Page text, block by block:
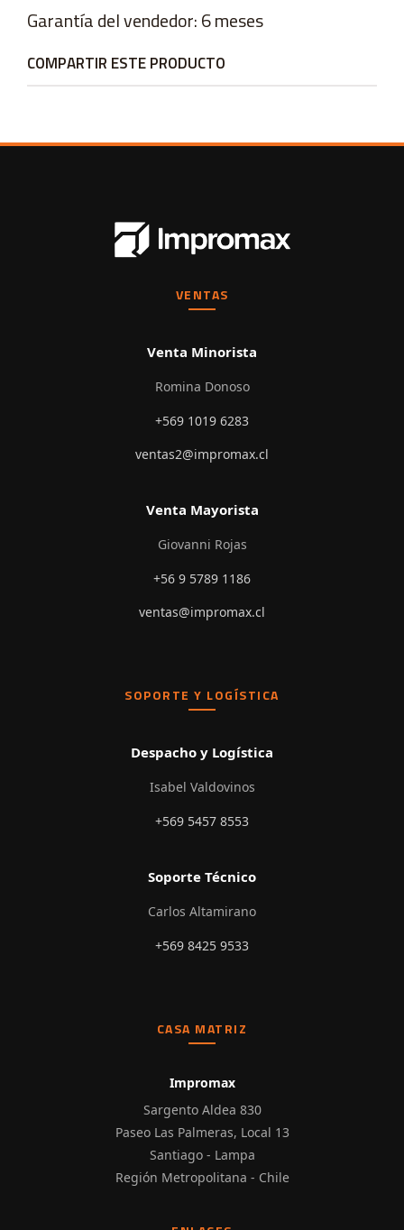
Garantía del vendedor: 6 meses
COMPARTIR ESTE PRODUCTO
VENTAS
Venta Minorista
Romina Donoso
+569 1019 6283
ventas2@impromax.cl
Venta Mayorista
Giovanni Rojas
+56 9 5789 1186
ventas@impromax.cl
SOPORTE Y LOGÍSTICA
Despacho y Logística
Isabel Valdovinos
+569 5457 8553
Soporte Técnico
Carlos Altamirano
+569 8425 9533
CASA MATRIZ
Impromax
Sargento Aldea 830
Paseo Las Palmeras, Local 13
Santiago - Lampa
Región Metropolitana - Chile